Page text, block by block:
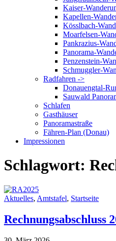
Kaiser-
Kapellen-
Kösslbach-
Moarfelsen-
Pankrazius-
Panorama-
Penzenstein-
Schmuggler-
Radfahren ->
Donauengtal-
Sauwald
Schlafen
Gasthäuser
Panoramastraße
Fähren-Plan (Donau)
Impressionen
Schlagwort:
Aktuelles, Amtstafel, Startseite
Rechnungsabschluss